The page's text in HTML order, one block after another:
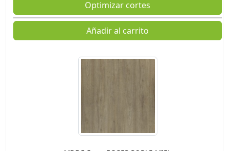
Optimizar cortes
Añadir al carrito